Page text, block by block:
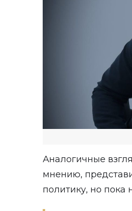
Аналогичные
мнению,
политику, но пока